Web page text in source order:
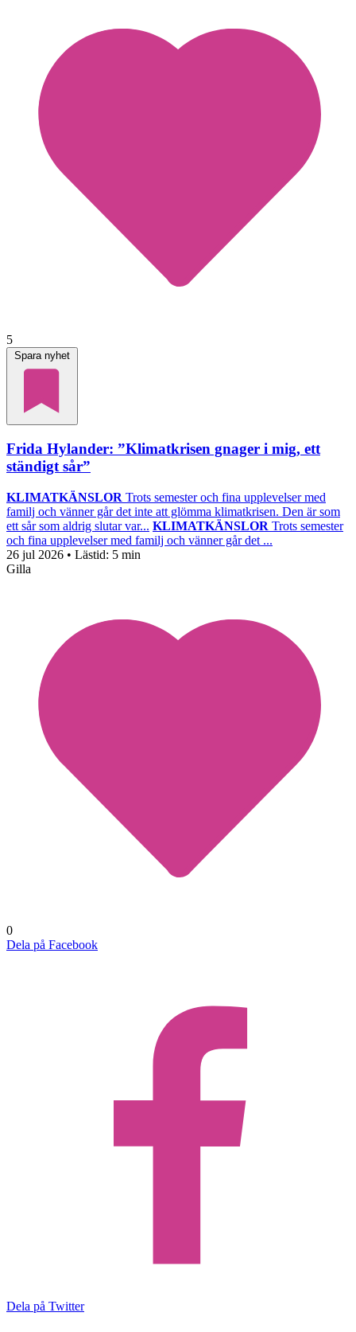
5
Spara nyhet
Frida Hylander: ”Klimatkrisen gnager i mig, ett
ständigt sår”
KLIMATKÄNSLOR Trots semester och fina upplevelser med
familj och vänner går det inte att glömma klimatkrisen. Den är som
ett sår som aldrig slutar var... KLIMATKÄNSLOR Trots semester
och fina upplevelser med familj och vänner går det ...
26 jul 2026 • Lästid: 5 min
Gilla
0
Dela på Facebook
Dela på Twitter